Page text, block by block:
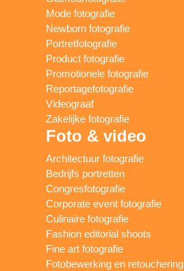
Mode fotografie
Newborn fotografie
Portretfotografie
Product fotografie
Promotionele fotografie
Reportagefotografie
Videograaf
Zakelijke fotografie
Foto & video
Architectuur fotografie
Bedrijfs portretten
Congresfotografie
Corporate event fotografie
Culinaire fotografie
Fashion editorial shoots
Fine art fotografie
Fotobewerking en retouchering